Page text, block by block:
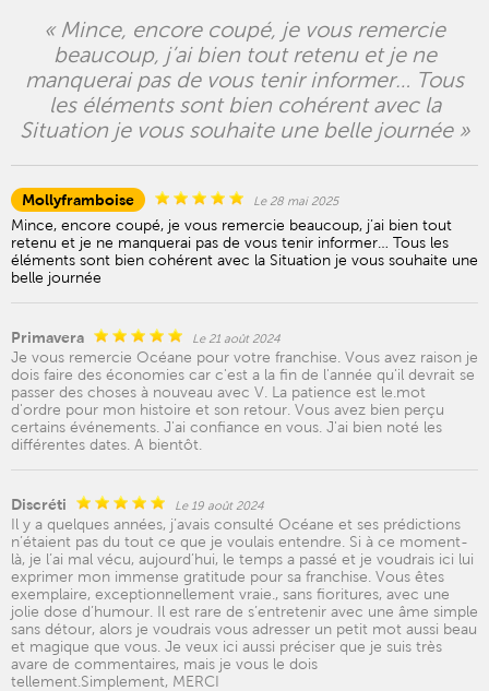
« Mince, encore coupé, je vous remercie
beaucoup, j’ai bien tout retenu et je ne
manquerai pas de vous tenir informer… Tous
les éléments sont bien cohérent avec la
Situation je vous souhaite une belle journée »
Mollyframboise Le 28 mai 2025
Mince, encore coupé, je vous remercie beaucoup, j’ai bien tout
retenu et je ne manquerai pas de vous tenir informer… Tous les
éléments sont bien cohérent avec la Situation je vous souhaite une
belle journée
Primavera Le 21 août 2024
Je vous remercie Océane pour votre franchise. Vous avez raison je
dois faire des économies car c'est a la fin de l'année qu'il devrait se
passer des choses à nouveau avec V. La patience est le.mot
d'ordre pour mon histoire et son retour. Vous avez bien perçu
certains événements. J'ai confiance en vous. J'ai bien noté les
différentes dates. A bientôt.
Discréti Le 19 août 2024
Il y a quelques années, j’avais consulté Océane et ses prédictions
n’étaient pas du tout ce que je voulais entendre. Si à ce moment-
là, je l’ai mal vécu, aujourd’hui, le temps a passé et je voudrais ici lui
exprimer mon immense gratitude pour sa franchise. Vous êtes
exemplaire, exceptionnellement vraie., sans fioritures, avec une
jolie dose d’humour. Il est rare de s’entretenir avec une âme simple
sans détour, alors je voudrais vous adresser un petit mot aussi beau
et magique que vous. Je veux ici aussi préciser que je suis très
avare de commentaires, mais je vous le dois
tellement.Simplement, MERCI